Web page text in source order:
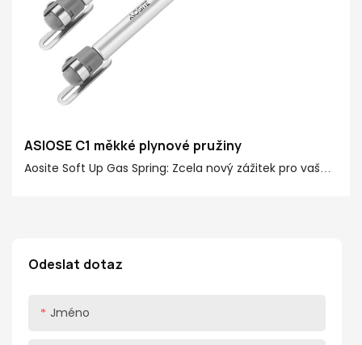
Odeslat dotaz
Jméno
ASIOSE C1 měkké plynové pružiny
Aosite Soft Up Gas Spring: Zcela nový zážitek pro vaše
koupelnu nebo šatník, dokáže je všechny zvládnout a